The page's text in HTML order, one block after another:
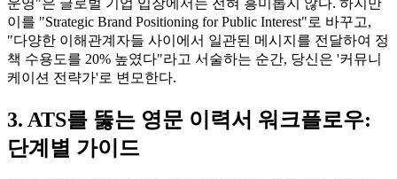
이를 "Strategic Brand Positioning for Public Interest"로 바꾸고,
"다양한 이해관계자들 사이에서 일관된 메시지를 전달하여 정
책 수용도를 20% 높였다"라고 서술하는 순간, 당신은 '커뮤니
케이션 전략가'로 변모한다.
3. ATS를 뚫는 영문 이력서 워크플로우:
단계별 가이드